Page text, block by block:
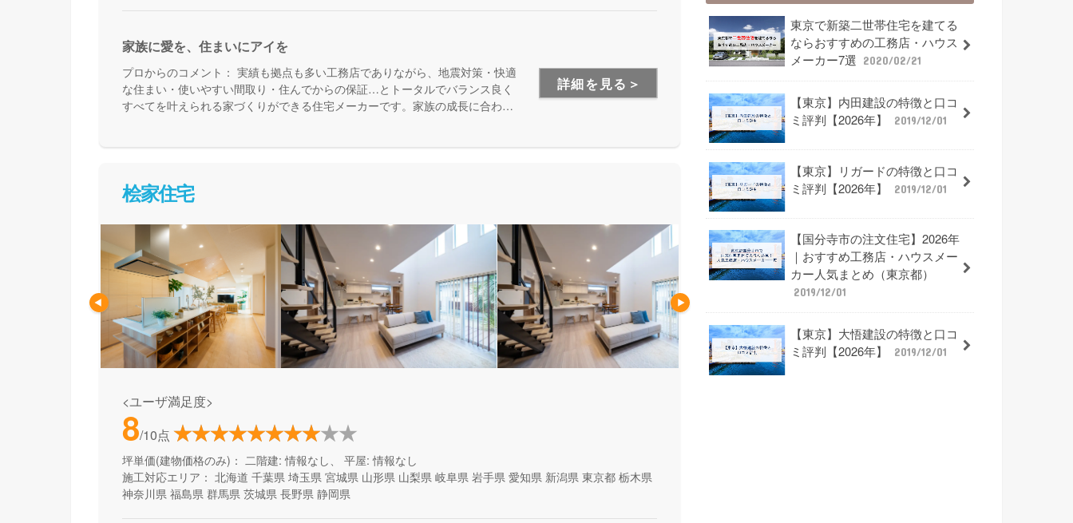
家族に愛を、住まいにアイを
プロからのコメント： 実績も拠点も多い工務店でありながら、地震対策・快適
な住まい・使いやすい間取り・住んでからの保証…とトータルでバランス良く
すべてを叶えられる家づくりができる住宅メーカーです。家族の成長に合わせ
詳細を見る＞
桧家住宅
<ユーザ満足度>
8/10点
坪単価(建物価格のみ)： 二階建: 情報なし、 平屋: 情報なし
施工対応エリア： 北海道 千葉県 埼玉県 宮城県 山形県 山梨県 岐阜県 岩手県 愛知県 新潟県 東京都 栃木県
神奈川県 福島県 群馬県 茨城県 長野県 静岡県
東京で新築二世帯住宅を建てる
ならおすすめの工務店・ハウス
メーカー7選
2020/02/21
【東京】内田建設の特徴と口コ
ミ評判【2026年】
2019/12/01
【東京】リガードの特徴と口コ
ミ評判【2026年】
2019/12/01
【国分寺市の注文住宅】2026年
｜おすすめ工務店・ハウスメー
カー人気まとめ（東京都）
2019/12/01
【東京】大悟建設の特徴と口コ
ミ評判【2026年】
2019/12/01